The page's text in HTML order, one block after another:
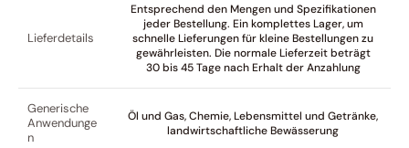
Lieferdetails
Entsprechend den Mengen und Spezifikationen
jeder Bestellung. Ein komplettes Lager, um
schnelle Lieferungen für kleine Bestellungen zu
gewährleisten. Die normale Lieferzeit beträgt
30 bis 45 Tage nach Erhalt der Anzahlung
Generische
Anwendunge
n
Öl und Gas, Chemie, Lebensmittel und Getränke,
landwirtschaftliche Bewässerung